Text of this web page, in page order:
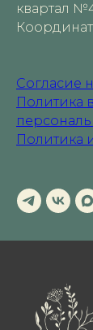
квартал
Cогласие
Политика
Политика